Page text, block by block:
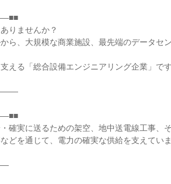
りませんか？
ら、大規模な商業施設、最先端のデータセ
える「総合設備エンジニアリング企業」です
確実に送るための架空、地中送電線工事、
どを通じて、電力の確実な供給を支えていま